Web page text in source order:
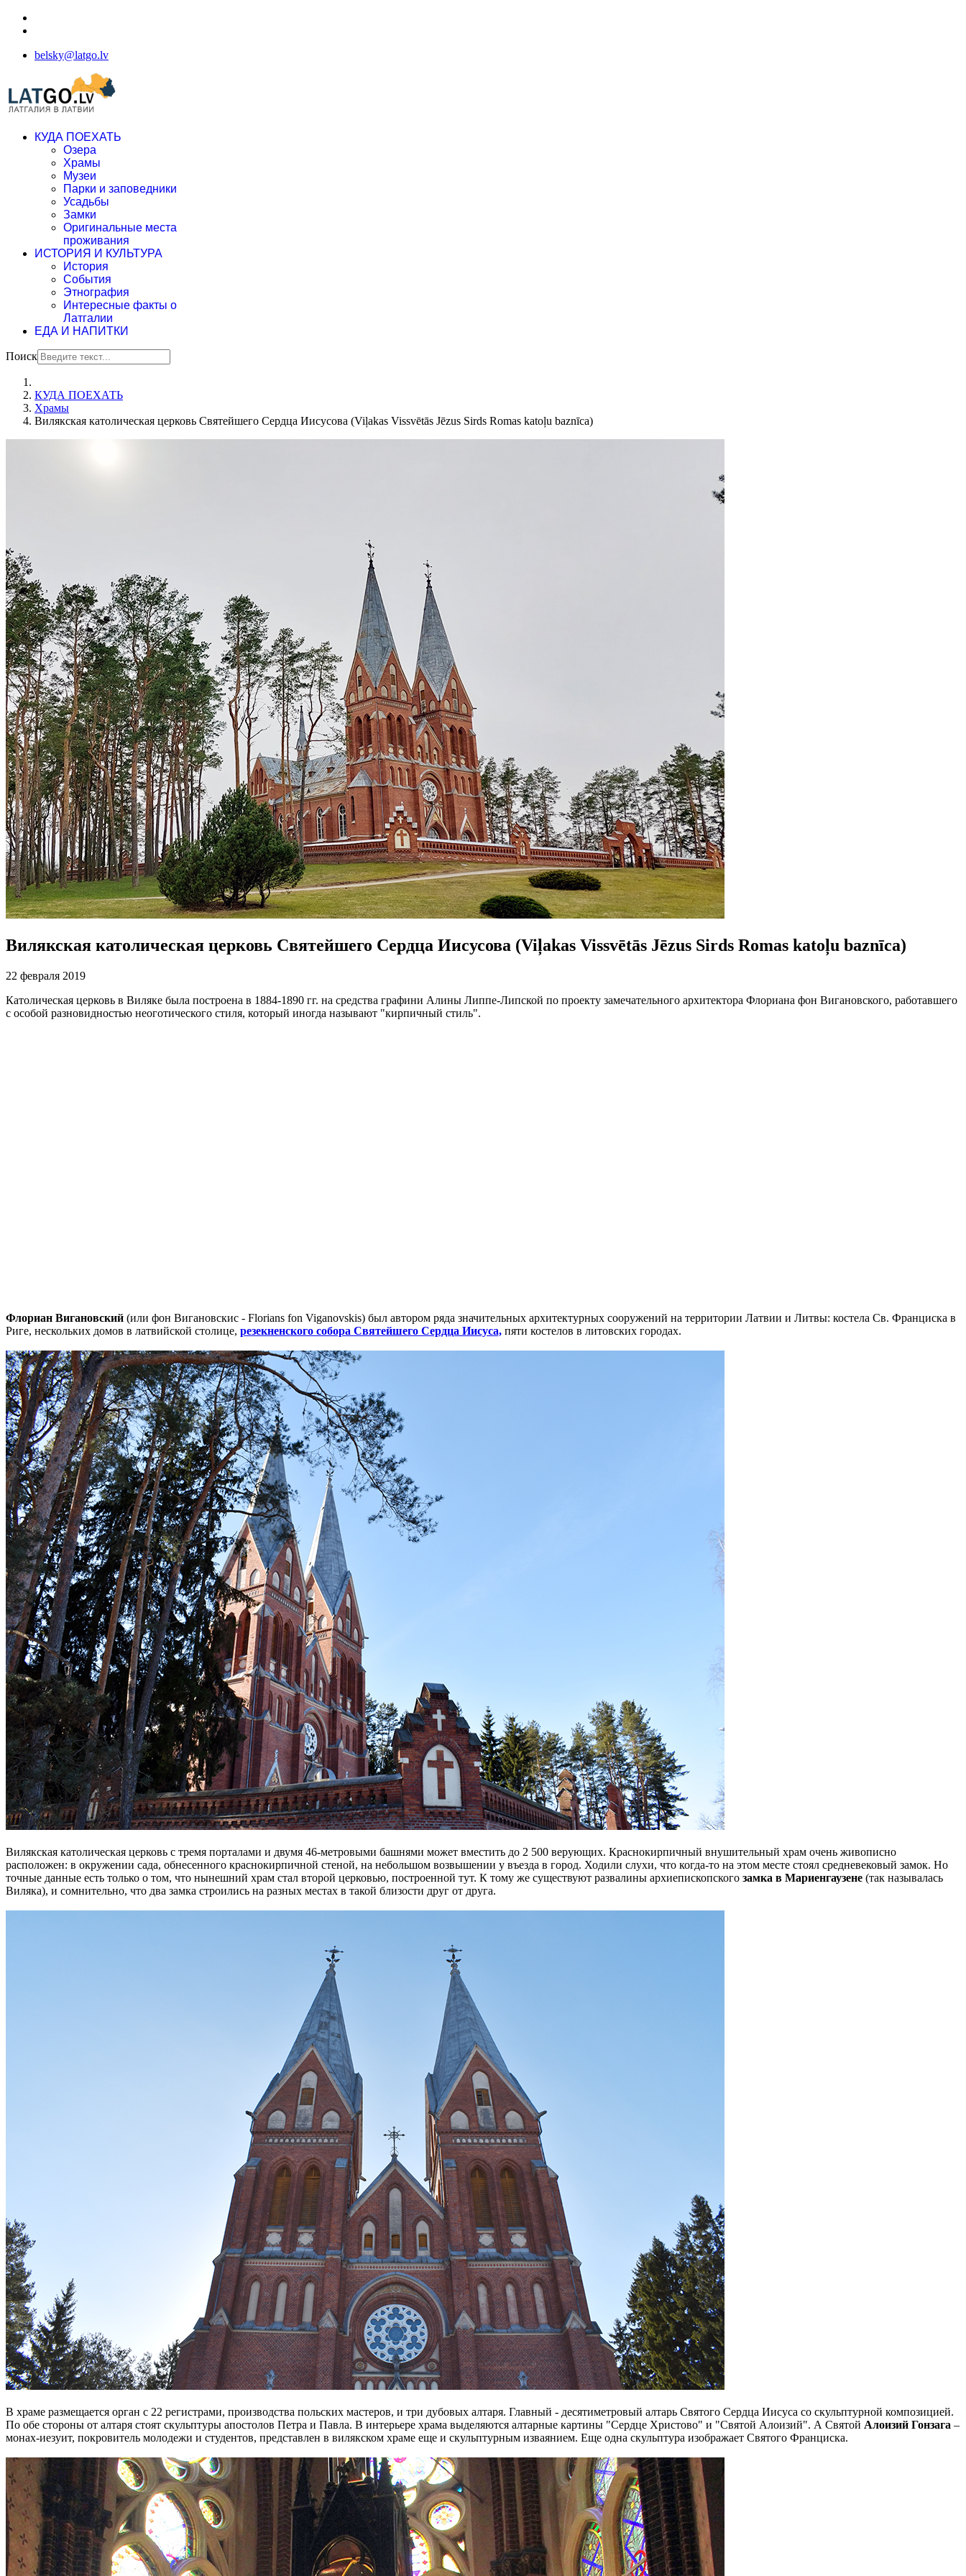
belsky@latgo.lv
КУДА ПОЕХАТЬ
Озера
Храмы
Музеи
Парки и заповедники
Усадьбы
Замки
Оригинальные места
проживания
ИСТОРИЯ И КУЛЬТУРА
История
События
Этнография
Интересные факты о
Латгалии
ЕДА И НАПИТКИ
Поиск
КУДА ПОЕХАТЬ
Храмы
Вилякская католическая церковь Святейшего Сердца Иисусова (Viļakas Vissvētās Jēzus Sirds Romas katoļu baznīca)
Вилякская католическая церковь Святейшего Сердца Иисусова (Viļakas Vissvētās Jēzus Sirds Romas katoļu baznīca)
22 февраля 2019
Католическая церковь в Виляке была построена в 1884-1890 гг. на средства графини Алины Липпе-Липской по проекту замечательного архитектора Флориана фон Вигановского, работавшего
с особой разновидностью неоготического стиля, который иногда называют "кирпичный стиль".
Флориан Вигановский (или фон Вигановскис - Florians fon Viganovskis) был автором ряда значительных архитектурных сооружений на территории Латвии и Литвы: костела Св. Франциска в
Риге, нескольких домов в латвийской столице, резекненского собора Святейшего Сердца Иисуса, пяти костелов в литовских городах.
Вилякская католическая церковь с тремя порталами и двумя 46-метровыми башнями может вместить до 2 500 верующих. Краснокирпичный внушительный храм очень живописно
расположен: в окружении сада, обнесенного краснокирпичной стеной, на небольшом возвышении у въезда в город. Ходили слухи, что когда-то на этом месте стоял средневековый замок. Но
точные данные есть только о том, что нынешний храм стал второй церковью, построенной тут. К тому же существуют развалины архиепископского замка в Мариенгаузене (так называлась
Виляка), и сомнительно, что два замка строились на разных местах в такой близости друг от друга.
В храме размещается орган с 22 регистрами, производства польских мастеров, и три дубовых алтаря. Главный - десятиметровый алтарь Святого Сердца Иисуса со скульптурной композицией.
По обе стороны от алтаря стоят скульптуры апостолов Петра и Павла. В интерьере храма выделяются алтарные картины "Сердце Христово" и "Святой Алоизий". А Святой Алоизий Гонзага –
монах-иезуит, покровитель молодежи и студентов, представлен в вилякском храме еще и скульптурным изваянием. Еще одна скульптура изображает Святого Франциска.